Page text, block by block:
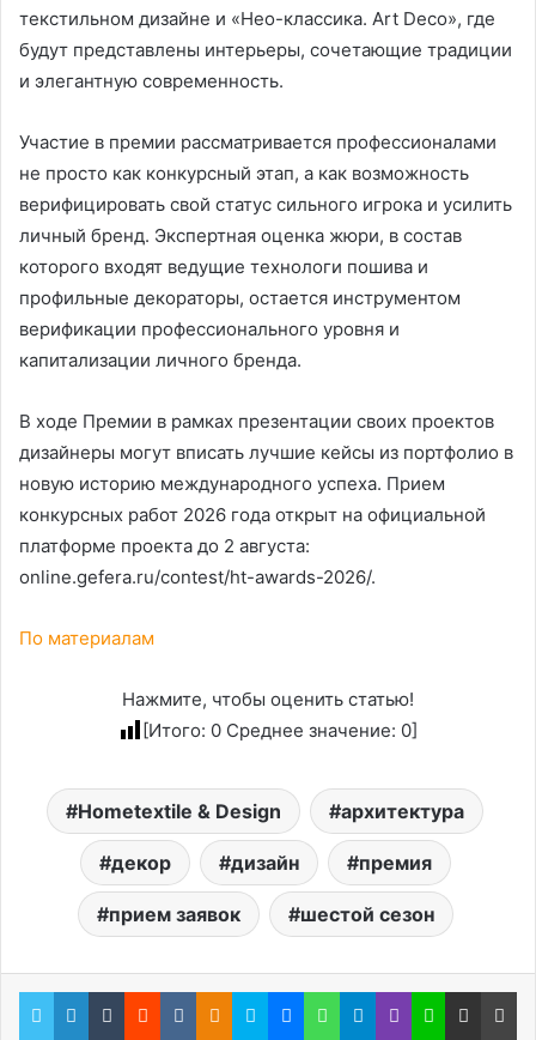
текстильном дизайне и «Нео-классика. Art Deco», где
будут представлены интерьеры, сочетающие традиции
и элегантную современность.
Участие в премии рассматривается профессионалами
не просто как конкурсный этап, а как возможность
верифицировать свой статус сильного игрока и усилить
личный бренд. Экспертная оценка жюри, в состав
которого входят ведущие технологи пошива и
профильные декораторы, остается инструментом
верификации профессионального уровня и
капитализации личного бренда.
В ходе Премии в рамках презентации своих проектов
дизайнеры могут вписать лучшие кейсы из портфолио в
новую историю международного успеха. Прием
конкурсных работ 2026 года открыт на официальной
платформе проекта до 2 августа:
online.gefera.ru/contest/ht-awards-2026/.
По материалам
Нажмите, чтобы оценить статью!
[Итого: 0 Среднее значение: 0]
Hometextile & Design архитектура
декор дизайн премия
прием заявок шестой сезон
TwitterLinkedInTumblrRedditВконтакте
Одноклассники
SkypeMessenger
WhatsApp
Telegram
ViberLine Поделиться через электронную почту